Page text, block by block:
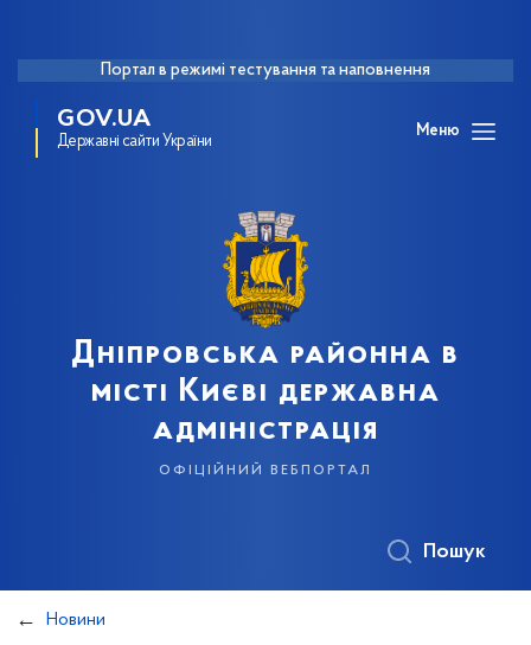
Портал в режимі тестування та наповнення
GOV.UA
Державні сайти України
Меню
Дніпровська районна в
місті Києві державна
адміністрація
офіційний вебпортал
Пошук
Новини